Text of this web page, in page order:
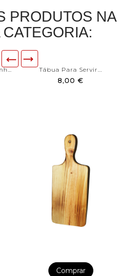
PRODUTOS NA
Mini Tostas C/ Rosmaninho... Tábua Para Servir...
8,00 €
Comprar